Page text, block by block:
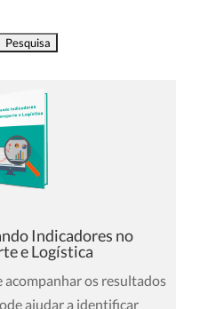
Indicadores no
e Logística
acompanhar os resultados
ajudar a identificar